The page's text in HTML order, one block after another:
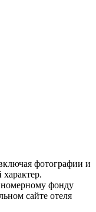
фотографии и
фонду
сайте отеля